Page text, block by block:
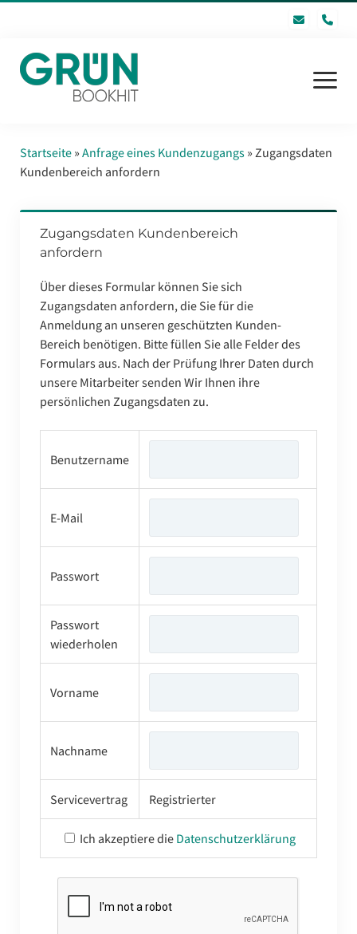
Menü
öffnen
Startseite
GRÜN bookhit GmbH
FAQ
Inhaltsverzeichnis
Kontakt
Login
Startseite» Anfrage eines Kundenzugangs» Zugangsdaten
Kundenbereich anfordern
Zugangsdaten Kundenbereich
anfordern
Über dieses Formular können Sie sich
Zugangsdaten anfordern, die Sie für die
Anmeldung an unseren geschützten Kunden-
Bereich benötigen. Bitte füllen Sie alle Felder des
Formulars aus. Nach der Prüfung Ihrer Daten durch
unsere Mitarbeiter senden Wir Ihnen ihre
persönlichen Zugangsdaten zu.
Benutzername
E-Mail
Passwort
Passwort
wiederholen
Vorname
Nachname
Servicevertrag Registrierter
Ich akzeptiere die Datenschutzerklärung